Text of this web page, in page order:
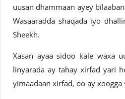
uusan dhammaan ayey
Wasaaradda shaqada iyo
Sheekh.
Xasan ayaa sidoo kale waxa
linyarada ay tahay xirfad yari
yimaadaan xirfad, oo ay xoogga